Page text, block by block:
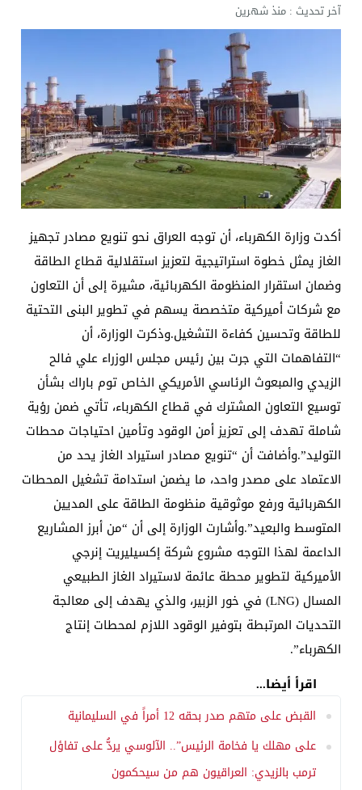
آخر تحديث :منذ شهرين
أكدت وزارة الكهرباء، أن توجه العراق نحو تنويع مصادر تجهيز
الغاز يمثل خطوة استراتيجية لتعزيز استقلالية قطاع الطاقة
وضمان استقرار المنظومة الكهربائية، مشيرة إلى أن التعاون
مع شركات أميركية متخصصة يسهم في تطوير البنى التحتية
للطاقة وتحسين كفاءة التشغيل.وذكرت الوزارة، أن
“التفاهمات التي جرت بين رئيس مجلس الوزراء علي فالح
الزيدي والمبعوث الرئاسي الأمريكي الخاص توم باراك بشأن
توسيع التعاون المشترك في قطاع الكهرباء، تأتي ضمن رؤية
شاملة تهدف إلى تعزيز أمن الوقود وتأمين احتياجات محطات
التوليد”.وأضافت أن “تنويع مصادر استيراد الغاز يحد من
الاعتماد على مصدر واحد، ما يضمن استدامة تشغيل المحطات
الكهربائية ورفع موثوقية منظومة الطاقة على المديين
المتوسط والبعيد”.وأشارت الوزارة إلى أن “من أبرز المشاريع
الداعمة لهذا التوجه مشروع شركة إكسيليريت إنرجي
الأميركية لتطوير محطة عائمة لاستيراد الغاز الطبيعي
المسال (LNG) في خور الزبير، والذي يهدف إلى معالجة
التحديات المرتبطة بتوفير الوقود اللازم لمحطات إنتاج
الكهرباء”.
اقرأ أيضا...
القبض على متهم صدر بحقه 12 أمراً في السليمانية
على مهلك يا فخامة الرئيس”.. الآلوسي يردُّ على تفاؤل
ترمب بالزيدي: العراقيون هم من سيحكمون